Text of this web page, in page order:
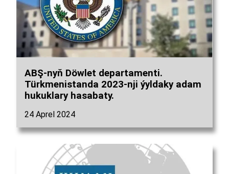
ABŞ-nyň Döwlet departamenti.
Türkmenistanda 2023-nji ýyldaky adam
hukuklary hasabaty.
24 Aprel 2024